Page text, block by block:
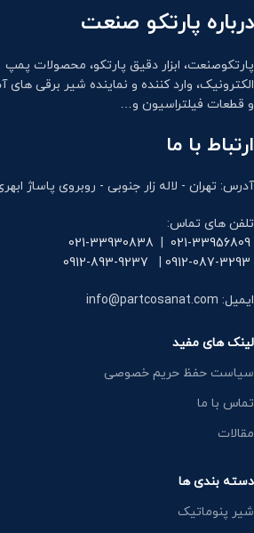
درباره پارتکو صنعت
پارتکوصنعت، ابزار دقیق پارتکو، محصولات پمپ
الکترونیک، وارد کننده و نماینده شیر برقی های
و قطعات فیلتراسیون و…
ارتباط با ما
آدرس: تهران - لاله زار جنوبی - روبروی پاساژ ابهری
تلفن های تماس:
021-33956809
|
021-33930838
0912-087-3293
|
0912-893-9237
ایمیل: info@partcosanat.com
لینک های مفید
سیاست حفظ حریم خصوصی
تماس با ما
مقالات
دسته بندی ها
شیر پنوماتیک